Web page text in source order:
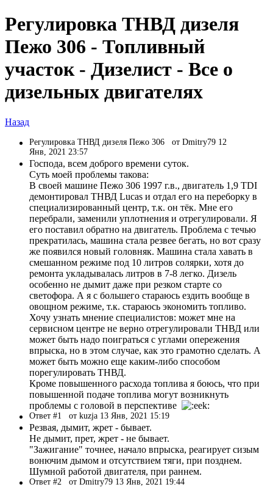
Регулировка ТНВД дизеля
Пежо 306 - Топливный
участок - Дизелист - Все о
дизельных двигателях
Назад
Регулировка ТНВД дизеля Пежо 306 от Dmitry79 12
Янв, 2021 23:57
Господа, всем доброго времени суток.
Суть моей проблемы такова:
В своей машине Пежо 306 1997 г.в., двигатель 1,9 TDI
демонтировал ТНВД Lucas и отдал его на переборку в
специализированный центр, т.к. он тёк. Мне его
перебрали, заменили уплотнения и отрегулировали. Я
его поставил обратно на двигатель. Проблема с течью
прекратилась, машина стала резвее бегать, но вот сразу
же появился новый головняк. Машина стала хавать в
смешанном режиме под 10 литров солярки, хотя до
ремонта укладывалась литров в 7-8 легко. Дизель
особенно не дымит даже при резком старте со
светофора. А я с большего стараюсь ездить вообще в
овощном режиме, т.к. стараюсь экономить топливо.
Хочу узнать мнение специалистов: может мне на
сервисном центре не верно отрегулировали ТНВД или
может быть надо поиграться с углами опережения
впрыска, но в этом случае, как это грамотно сделать. А
может быть можно еще каким-либо способом
порегулировать ТНВД.
Кроме повышенного расхода топлива я боюсь, что при
повышенной подаче топлива могут возникнуть
проблемы с головой в перспективе
Ответ #1 от kuzja 13 Янв, 2021 15:19
Резвая, дымит, жрет - бывает.
Не дымит, прет, жрет - не бывает.
"Зажигание" точнее, начало впрыска, реагирует сизым
вонючим дымом и отсутствием тяги, при позднем.
Шумной работой двигателя, при раннем.
Ответ #2 от Dmitry79 13 Янв, 2021 19:44